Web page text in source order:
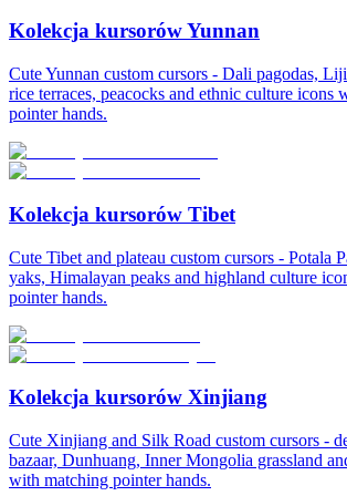
Kolekcja kursorów Yunnan
Cute Yunnan custom cursors - Dali pagodas,
rice terraces, peacocks and ethnic culture icons
pointer hands.
Kolekcja kursorów Tibet
Cute Tibet and plateau custom cursors - Potala
yaks, Himalayan peaks and highland culture
pointer hands.
Kolekcja kursorów Xinjiang
Cute Xinjiang and Silk Road custom cursors -
bazaar, Dunhuang, Inner Mongolia grassland
with matching pointer hands.